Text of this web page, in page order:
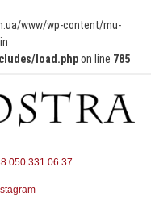
www/wp-content/mu-
load.phpon line 785
050 331 06 37